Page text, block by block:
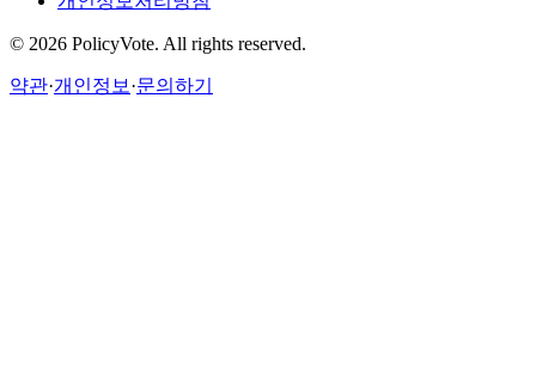
© 2026 PolicyVote. All rights reserved.
약관·개인정보 ·문의하기